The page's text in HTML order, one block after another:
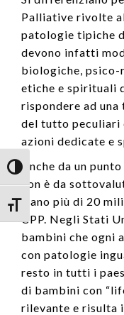
Attiva/disattiva alto
Attiva/disattiva
Palliative rivolte
patologie tipiche
devono infatti
biologiche, psico-
etiche e spirituali
rispondere ad
del tutto peculiari
azioni dedicate e
Anche da un
non è da
siano più di 20
CPP. Negli Stati
bambini che ogni
con patologie
resto in tutti i
di bambini con
rilevante e risulta